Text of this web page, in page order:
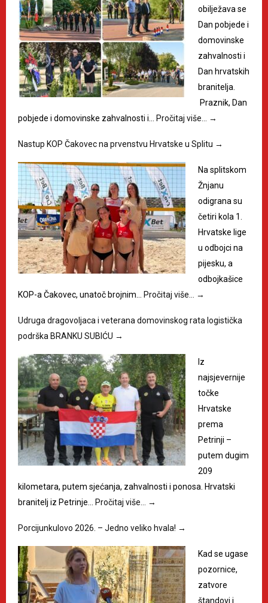
obilježava se
Dan pobjede i
domovinske
zahvalnosti i
Dan hrvatskih
branitelja.
Praznik, Dan
pobjede i domovinske zahvalnosti i… Pročitaj više… →
Nastup KOP Čakovec na prvenstvu Hrvatske u Splitu →
Na splitskom
Žnjanu
odigrana su
četiri kola 1.
Hrvatske lige
u odbojci na
pijesku, a
odbojkašice
KOP-a Čakovec, unatoč brojnim… Pročitaj više… →
Udruga dragovoljaca i veterana domovinskog rata logistička
podrška BRANKU SUBIĆU →
Iz
najsjevernije
točke
Hrvatske
prema
Petrinji –
putem dugim
209
kilometara, putem sjećanja, zahvalnosti i ponosa. Hrvatski
branitelj iz Petrinje… Pročitaj više… →
Porcijunkulovo 2026. – Jedno veliko hvala! →
Kad se ugase
pozornice,
zatvore
štandovi i